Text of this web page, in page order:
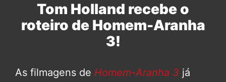
Tom Holland recebe o
roteiro de Homem-Aranha
3!
As filmagens de Homem-Aranha 3 já